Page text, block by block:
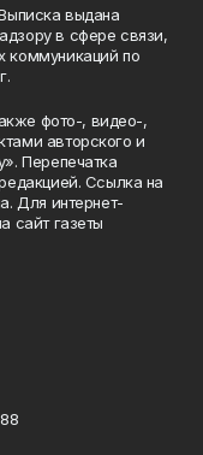
выдана
в сфере связи,
коммуникаций по
фото-, видео-,
авторского и
Перепечатка
Ссылка на
Для интернет-
сайт газеты